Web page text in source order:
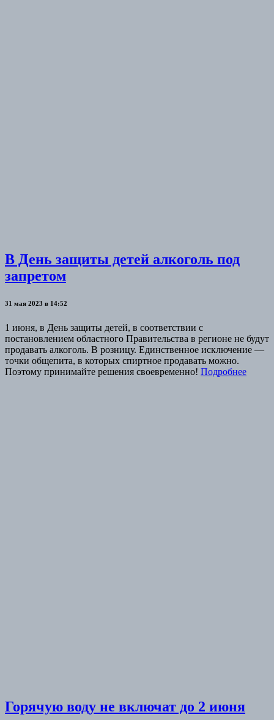
В День защиты детей алкоголь под
запретом
31 мая 2023 в 14:52
1 июня, в День защиты детей, в соответствии с
постановлением областного Правительства в регионе не будут
продавать алкоголь. В розницу. Единственное исключение —
точки общепита, в которых спиртное продавать можно.
Поэтому принимайте решения своевременно! Подробнее
Горячую воду не включат до 2 июня